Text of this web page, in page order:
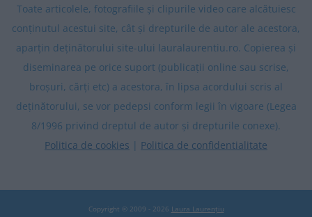
Toate articolele, fotografiile și clipurile video care alcătuiesc
conținutul acestui site, cât și drepturile de autor ale acestora,
aparțin deținătorului site-ului lauralaurentiu.ro. Copierea și
diseminarea pe orice suport (publicații online sau scrise,
broșuri, cărți etc) a acestora, în lipsa acordului scris al
deținătorului, se vor pedepsi conform legii în vigoare (Legea
8/1996 privind dreptul de autor și drepturile conexe).
Politica de cookies | Politica de confidentialitate
Copyright © 2009 - 2026 Laura Laurențiu